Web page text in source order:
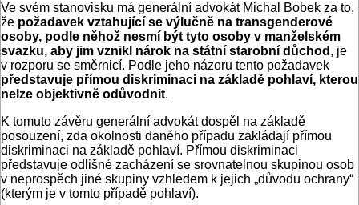
Ve svém stanovisku má generální advokát Michal Bobek za to,
že požadavek vztahující se výlučně na transgenderové
osoby, podle něhož nesmí být tyto osoby v manželském
svazku, aby jim vznikl nárok na státní starobní důchod , je
v rozporu se směrnicí. Podle jeho názoru tento požadavek
představuje přímou diskriminaci na základě pohlaví, kterou
nelze objektivně odůvodnit.
K tomuto závěru generální advokát dospěl na základě
posouzení, zda okolnosti daného případu zakládají přímou
diskriminaci na základě pohlaví. Přímou diskriminaci
představuje odlišné zacházení se srovnatelnou skupinou osob
v neprospěch jiné skupiny vzhledem k jejich „důvodu ochrany“
(kterým je v tomto případě pohlaví).